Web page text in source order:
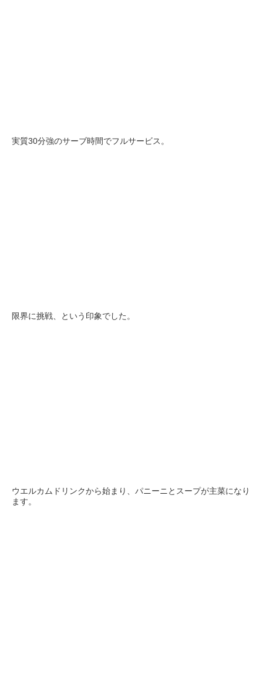
実質30分強のサーブ時間でフルサービス。
限界に挑戦、という印象でした。
ウエルカムドリンクから始まり、パニーニとスープが主菜になり
ます。